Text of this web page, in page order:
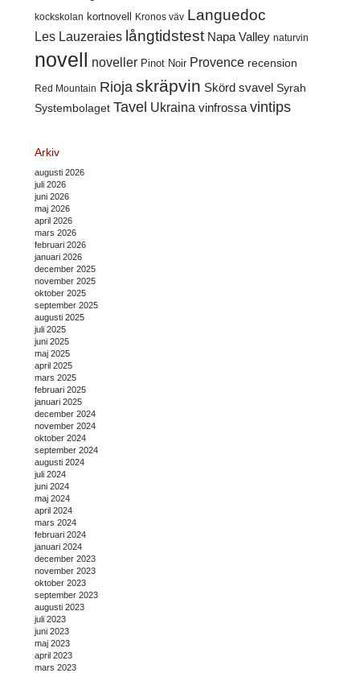
kockskolan kortnovell Kronos väv Languedoc
Les Lauzeraies långtidstest Napa Valley naturvin
novell noveller Pinot Noir Provence recension
Red Mountain Rioja skräpvin Skörd svavel Syrah
Systembolaget Tavel Ukraina vinfrossa vintips
Arkiv
augusti 2026
juli 2026
juni 2026
maj 2026
april 2026
mars 2026
februari 2026
januari 2026
december 2025
november 2025
oktober 2025
september 2025
augusti 2025
juli 2025
juni 2025
maj 2025
april 2025
mars 2025
februari 2025
januari 2025
december 2024
november 2024
oktober 2024
september 2024
augusti 2024
juli 2024
juni 2024
maj 2024
april 2024
mars 2024
februari 2024
januari 2024
december 2023
november 2023
oktober 2023
september 2023
augusti 2023
juli 2023
juni 2023
maj 2023
april 2023
mars 2023